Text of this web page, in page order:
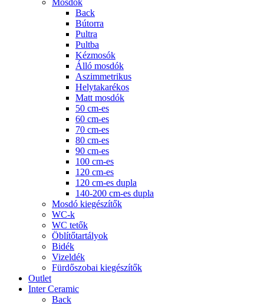
Mosdók
Back
Bútorra
Pultra
Pultba
Kézmosók
Álló mosdók
Aszimmetrikus
Helytakarékos
Matt mosdók
50 cm-es
60 cm-es
70 cm-es
80 cm-es
90 cm-es
100 cm-es
120 cm-es
120 cm-es dupla
140-200 cm-es dupla
Mosdó kiegészítők
WC-k
WC tetők
Öblítőtartályok
Bidék
Vizeldék
Fürdőszobai kiegészítők
Outlet
Inter Ceramic
Back